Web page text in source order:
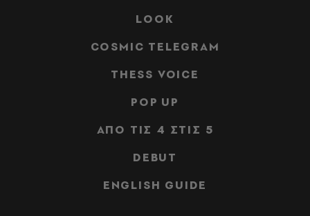
LOOK
COSMIC TELEGRAM
THESS VOICE
POP UP
ΑΠΟ ΤΙΣ 4 ΣΤΙΣ 5
DEBUT
ENGLISH GUIDE